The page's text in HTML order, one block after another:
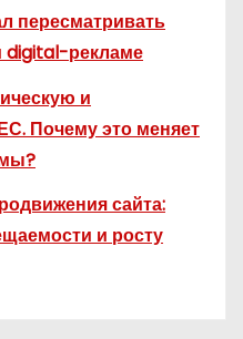
пересматривать
digital-рекламе
и
Почему это меняет
сайта:
и росту